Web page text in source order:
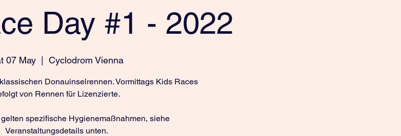
Day #1 - 2022
07 May
  |
Cyclodrom Vienna
Donauinselrennen. Vormittags Kids Races
von Rennen für Lizenzierte.
spezifische Hygienemaßnahmen, siehe
Veranstaltungsdetails unten.